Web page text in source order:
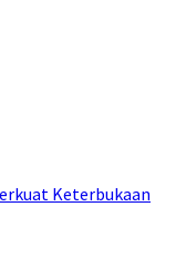
Keterbukaan